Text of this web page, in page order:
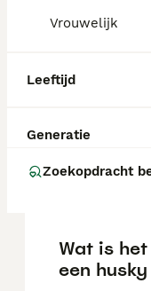
Vrouwelijk
Leeftijd
Generatie
Zoekopdracht
Zijn
goede
Wat is
van een
Wat is
een